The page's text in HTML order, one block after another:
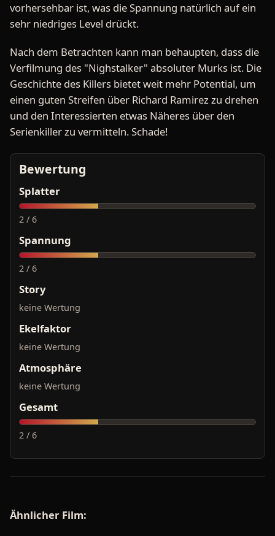
vorhersehbar ist, was die Spannung natürlich auf ein
sehr niedriges Level drückt.
Nach dem Betrachten kann man behaupten, dass die
Verfilmung des "Nighstalker" absoluter Murks ist. Die
Geschichte des Killers bietet weit mehr Potential, um
einen guten Streifen über Richard Ramirez zu drehen
und den Interessierten etwas Näheres über den
Serienkiller zu vermitteln. Schade!
Bewertung
Splatter
2 / 6
Spannung
2 / 6
Story
keine Wertung
Ekelfaktor
keine Wertung
Atmosphäre
keine Wertung
Gesamt
2 / 6
Ähnlicher Film: